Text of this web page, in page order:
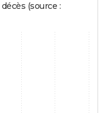
(source :